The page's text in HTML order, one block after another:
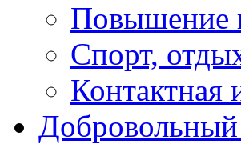
Повышение
Спорт,
Добровольный